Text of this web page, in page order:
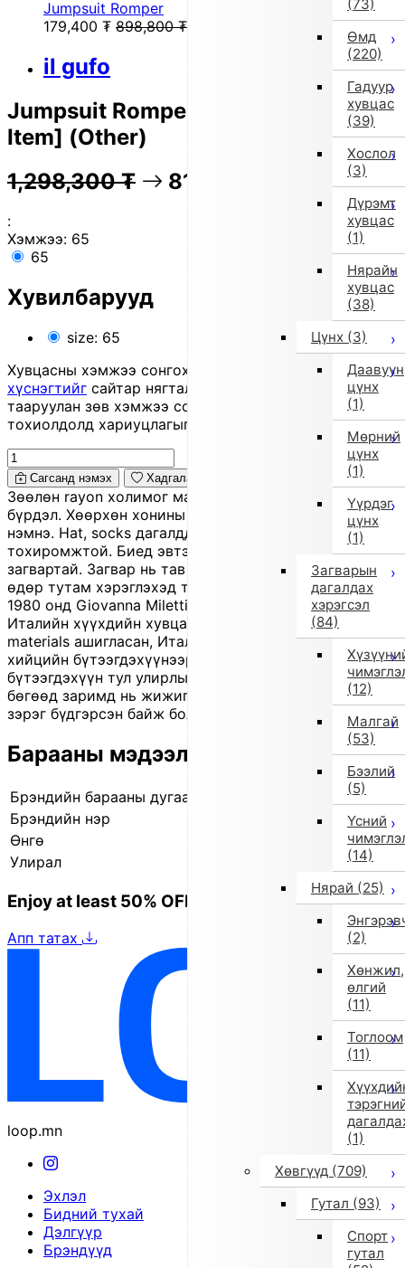
(73)
Өмд
(220)
Гадуур
хувцас
(39)
Хослол
(3)
Дүрэмт
хувцас
(1)
Нярайн
хувцас
(38)
Цүнх (3)
Даавуун
цүнх
(1)
Мөрний
цүнх
(1)
Үүрдэг
цүнх
(1)
Загварын
дагалдах
хэрэгсэл
(84)
(12)
Малгай
(53)
Бээлий
(5)
Үсний
(14)
Нярай (25)
(2)
Хөнжил,
өлгий
(11)
Тоглоом
(11)
(1)
Хөвгүүд (709)
Гутал (93)
Спорт
гутал
Jumpsuit Romper
179,400 ₮ 898,800 ₮
il gufo
Jumpsuit Romper [Non-returnable
Item] (Other)
1,298,300 ₮ 81% OFF 259,300 ₮
:
Хэмжээ: 65
65
Хувилбарууд
size: 65
Хувцасны хэмжээ сонгохдоо
хэмжээ сонгох
хүснэгтийг сайтар нягталж, биеийн хэмжээтэйгээ
тааруулан зөв хэмжээ сонгоно уу, хувцас таарахгүй
тохиолдолд хариуцлагыг захиалагч өөрөө хүлээнэ.
Сагсанд нэмэх Хадгалах
Зөөлөн rayon холимог материалтай romper иж
бүрдэл. Хөөрхөн хонины applique нь гоёмсог өнгө
нэмнэ. Hat, socks дагалддаг тул бэлэглэхэд
тохиромжтой. Биед эвтэйхэн, нэгэн зэрэг өхөөрдөм
загвартай. Загвар нь тав тухтай өмсгөлтэй бөгөөд
өдөр тутам хэрэглэхэд тохиромжтой. 'Il Gufo' нь
1980 онд Giovanna Miletti-ийн үүсгэн байгуулсан
Италийн хүүхдийн хувцасны брэнд бөгөөд natural
materials ашигласан, Италийн хэв маягийн гар
хийцийн бүтээгдэхүүнээрээ алдартай. Энэ нь outlet
бүтээгдэхүүн тул улирлын үлдэгдэл байж болох
бөгөөд заримд нь жижиг зураас, үрчлээс, өнгө бага
зэрэг бүдгэрсэн байж болно.
Барааны мэдээлэл
Брэндийн барааны дугаар
Брэндийн нэр
Өнгө
Улирал
2025 оны намар/өвөл
Enjoy at least 50% OFF Tokyo fashion
Апп татах
loop.mn
Эхлэл
Бидний тухай
Дэлгүүр
Брэндүүд